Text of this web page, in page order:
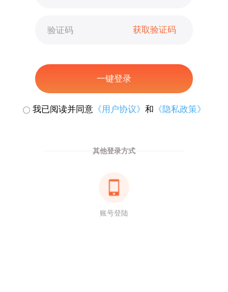
获取验证码
一键登录
我已阅读并同意《用户协议》 和 《隐私政策》
其他登录方式
账号登陆